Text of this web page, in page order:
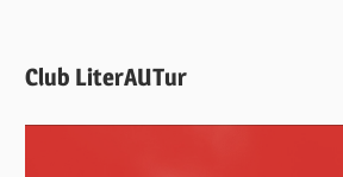
Club LiterAUTur